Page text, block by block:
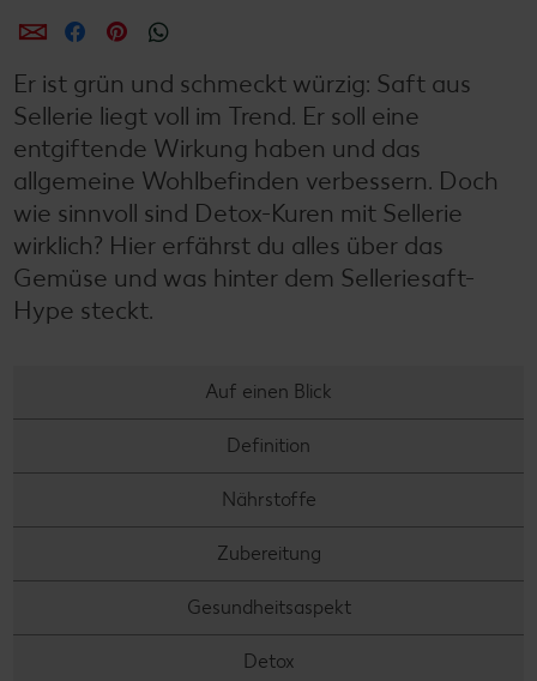
per E-Mail teilen
per Facebook teilen
per Pinterest teilen
Er ist grün und schmeckt würzig: Saft aus
Sellerie liegt voll im Trend. Er soll eine
entgiftende Wirkung haben und das
allgemeine Wohlbefinden verbessern. Doch
wie sinnvoll sind Detox-Kuren mit Sellerie
wirklich? Hier erfährst du alles über das
Gemüse und was hinter dem Selleriesaft-
Hype steckt.
Auf einen Blick
Definition
Nährstoffe
Zubereitung
Gesundheitsaspekt
Detox